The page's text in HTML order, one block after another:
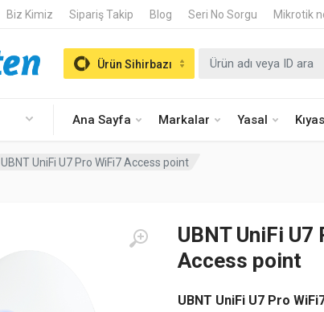
Biz Kimiz Sipariş Takip Blog Seri No Sorgu Mikrotik
Ana Sayfa Markalar Yasal
Ürün Sihirbazı
UBNT UniFi U7 Pro WiFi7 Access point
UBNT UniFi U7
Access point
UBNT UniFi U7 Pro